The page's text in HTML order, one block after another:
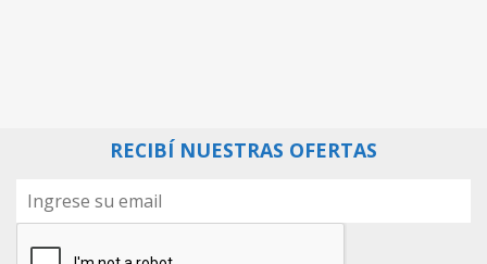
RECIBÍ NUESTRAS OFERTAS